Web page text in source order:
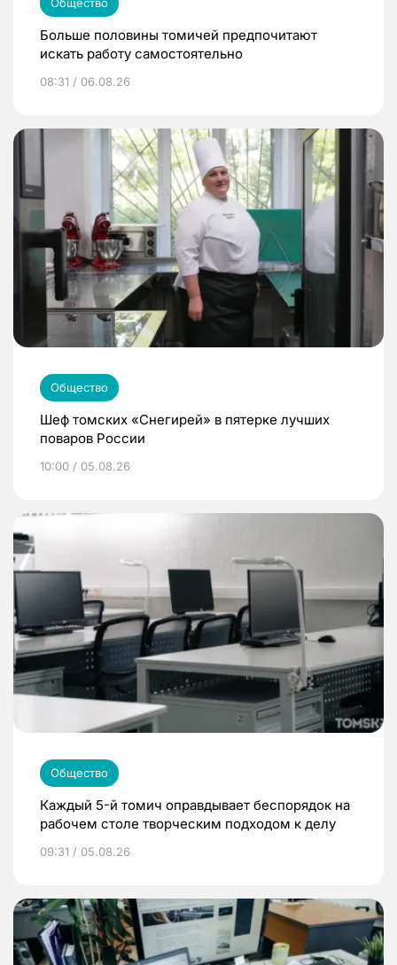
Больше половины томичей предпочитают
искать работу самостоятельно
08:31 / 06.08.26
Общество
Шеф томских «Снегирей» в пятерке лучших
поваров России
10:00 / 05.08.26
Общество
Каждый 5-й томич оправдывает беспорядок на
рабочем столе творческим подходом к делу
09:31 / 05.08.26